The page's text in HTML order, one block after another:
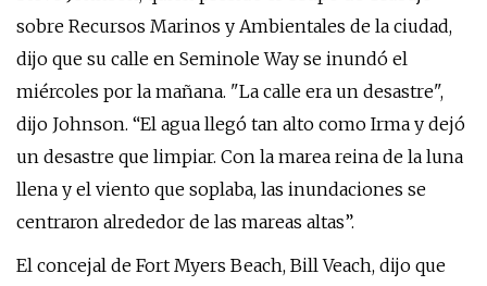
sobre Recursos Marinos y Ambientales de la ciudad,
dijo que su calle en Seminole Way se inundó el
miércoles por la mañana. "La calle era un desastre",
dijo Johnson. “El agua llegó tan alto como Irma y dejó
un desastre que limpiar. Con la marea reina de la luna
llena y el viento que soplaba, las inundaciones se
centraron alrededor de las mareas altas”.
El concejal de Fort Myers Beach, Bill Veach, dijo que